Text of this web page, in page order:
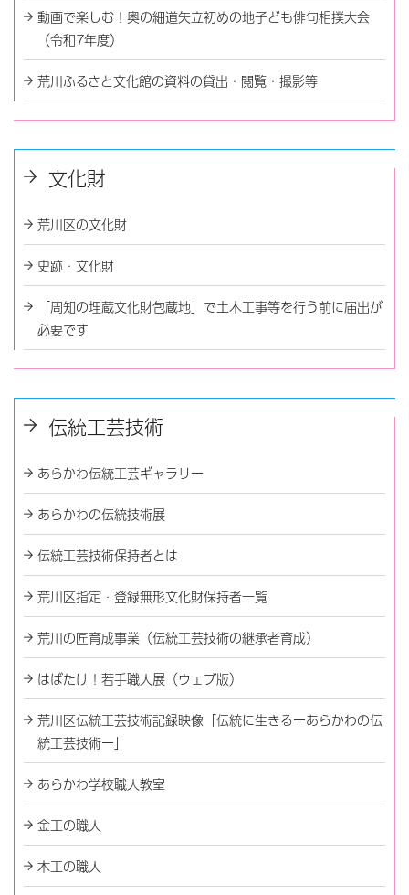
動画で楽しむ！奥の細道矢立初めの地子ども俳句相撲大会
（令和7年度）
荒川ふるさと文化館の資料の貸出・閲覧・撮影等
文化財
荒川区の文化財
史跡・文化財
「周知の埋蔵文化財包蔵地」で土木工事等を行う前に届出が
必要です
伝統工芸技術
あらかわ伝統工芸ギャラリー
あらかわの伝統技術展
伝統工芸技術保持者とは
荒川区指定・登録無形文化財保持者一覧
荒川の匠育成事業（伝統工芸技術の継承者育成）
はばたけ！若手職人展（ウェブ版）
荒川区伝統工芸技術記録映像「伝統に生きるーあらかわの伝
統工芸技術ー」
あらかわ学校職人教室
金工の職人
木工の職人